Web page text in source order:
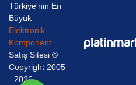
Türkiye'nin En
Büyük
Elektronik
Komponent
Satış Sitesi ©
Copyright 2005
- 2026